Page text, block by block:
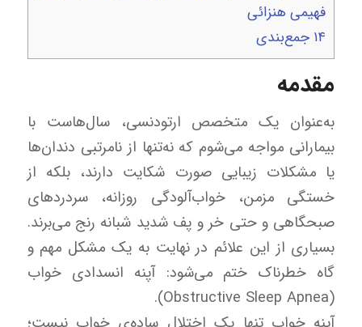
فهیمی هنزائی
۱۴ جمع‌بندی
مقدمه
به‌عنوان یک متخصص ارتودنسی، سال‌هاست با
بیمارانی مواجه می‌شوم که نه‌تنها از نامرتبی دندان‌ها
یا مشکلات زیبایی صورت شکایت دارند، بلکه از
خستگی مزمن، خواب‌آلودگی روزانه، سردردهای
صبحگاهی و حتی خر و پف شدید شبانه رنج می‌برند.
بسیاری از این علائم در نهایت به یک مشکل مهم و
گاه خطرناک ختم می‌شود: آپنه انسدادی خواب
(Obstructive Sleep Apnea).